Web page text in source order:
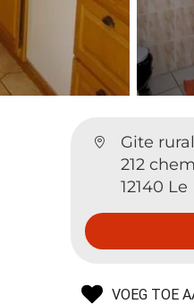
Gite
212
12140 Le
VOEG TOE